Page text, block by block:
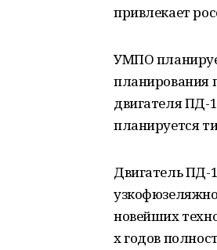
привлекает
УМПО
планирования
двигателя ПД-
планируется
Двигатель ПД-
новейших
х годов